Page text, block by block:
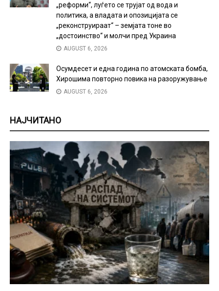
„реформи“, луѓето се трујат од вода и
политика, а владата и опозицијата се
„реконструираат“ – земјата тоне во
„достоинство“ и молчи пред Украина
AUGUST 6, 2026
Осумдесет и една година по атомската бомба,
Хирошима повторно повика на разоружување
AUGUST 6, 2026
НАЈЧИТАНО